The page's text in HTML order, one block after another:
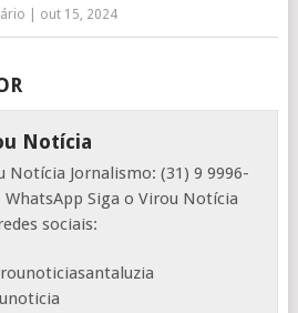
out 15, 2024
Notícia
Notícia Jornalismo: (31) 9 9996-
WhatsApp Siga o Virou Notícia
sociais: